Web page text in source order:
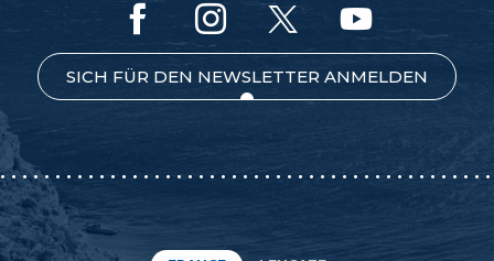
SICH FÜR DEN NEWSLETTER ANMELDEN